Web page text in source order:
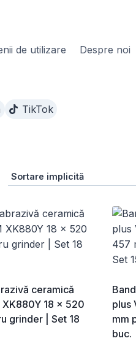
de utilizare Despre noi
TikTok
ceramică
XK880Y 18 × 520
grinder | Set 18
plus
mm
buc.